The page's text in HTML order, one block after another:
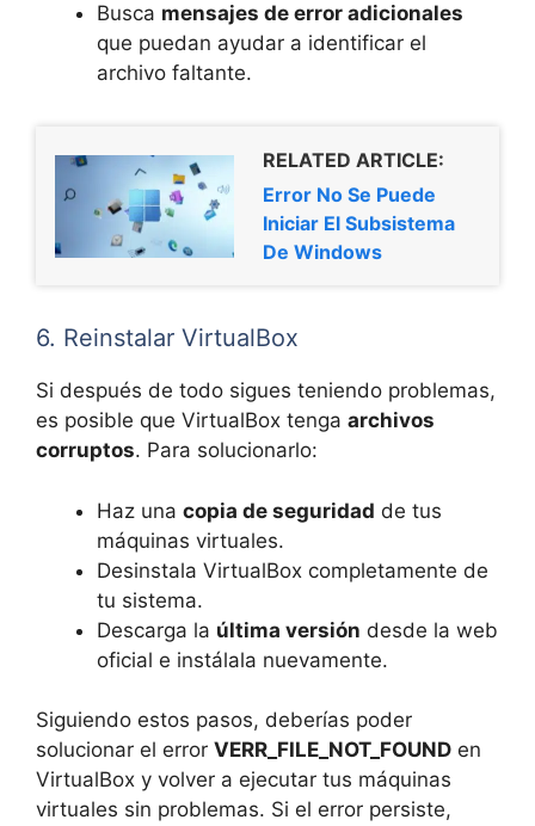
Busca mensajes de error adicionales
que puedan ayudar a identificar el
archivo faltante.
RELATED ARTICLE:
Error No Se Puede
Iniciar El Subsistema
De Windows
6. Reinstalar VirtualBox
Si después de todo sigues teniendo problemas,
es posible que VirtualBox tenga archivos
corruptos. Para solucionarlo:
Haz una copia de seguridad de tus
máquinas virtuales.
Desinstala VirtualBox completamente de
tu sistema.
Descarga la última versión desde la web
oficial e instálala nuevamente.
Siguiendo estos pasos, deberías poder
solucionar el error VERR_FILE_NOT_FOUND en
VirtualBox y volver a ejecutar tus máquinas
virtuales sin problemas. Si el error persiste,